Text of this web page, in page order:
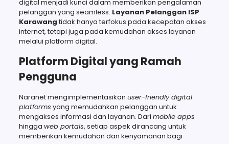
digital menjadi kunci dalam memberikan pengalaman
pelanggan yang seamless. Layanan Pelanggan ISP
Karawangtidak hanya terfokus pada kecepatan akses
internet, tetapi juga pada kemudahan akses layanan
melalui platform digital.
Platform Digital yang Ramah
Pengguna
Naranet mengimplementasikan user-friendly digital
platforms yang memudahkan pelanggan untuk
mengakses informasi dan layanan. Dari mobile apps
hingga web portals, setiap aspek dirancang untuk
memberikan kemudahan dan kenyamanan bagi